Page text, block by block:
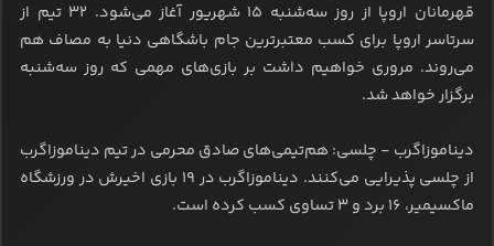
قهرمانان اروپا از روز سه‌شنبه ۱۵ شهریور آغاز می‌شود. ۳۲ تیم از
سرتاسر اروپا برای کسب معتبرترین جام باشگاهی دنیا به مصاف هم
می‌روند. مروری خواهیم داشت بر بازی‌های مهمی که روز سه‌شنبه
برگزار خواهد شد.
دیناموزاگرب - چلسی: هم‌تیمی‌های صادق محرمی در تیم دیناموزاگرب
از چلسی پذیرایی می‌کنند. دیناموزاگرب در ۱۹ بازی اخیرش در ورزشگاه
ماکسیمیر، ۱۶ برد و ۳ تساوی کسب کرده است.